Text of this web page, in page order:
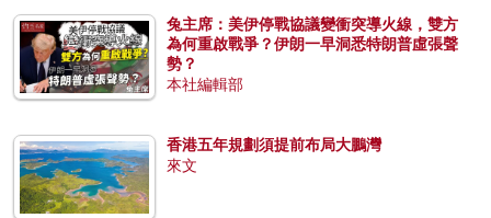
兔主席：美伊停戰協議變衝突導火線，雙方
為何重啟戰爭？伊朗一早洞悉特朗普虛張聲
勢？
本社編輯部
香港五年規劃須提前布局大鵬灣
來文